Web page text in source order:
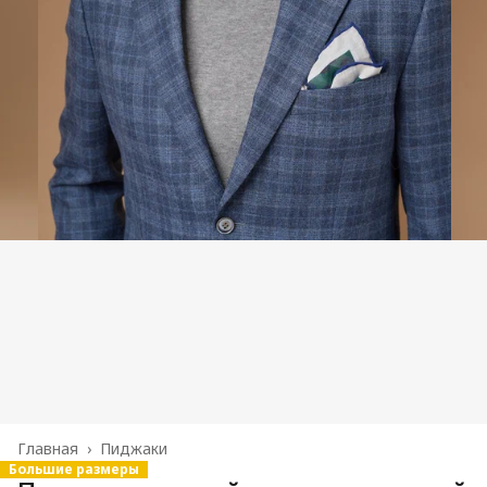
Пиджаки
Главная ›
Большие размеры